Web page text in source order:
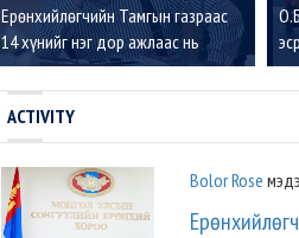
Ерөнхийлөгчийн Тамгын газраас
14 хүнийг нэг дор ажлаас нь
чөлөөлжээ
ACTIVITY
Bolor Rose